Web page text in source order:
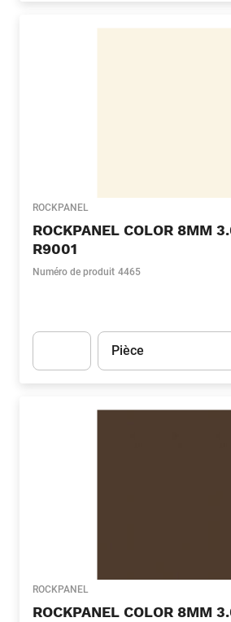
ROCKPANEL
ROCKPANEL COLOR 8MM
R9001
Numéro de produit 4465
Unité
Pièce
ROCKPANEL
ROCKPANEL COLOR 8MM